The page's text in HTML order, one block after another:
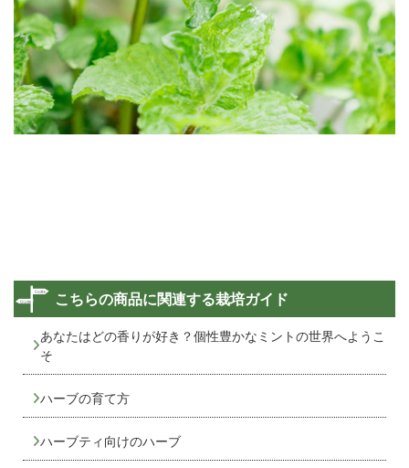
こちらの商品に関連する栽培ガイド
あなたはどの香りが好き？個性豊かなミントの世界へようこ
そ
ハーブの育て方
ハーブティ向けのハーブ